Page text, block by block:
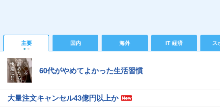
主要 国内 海外 IT 経済 ス
60代がやめてよかった生活習慣
大量注文キャンセル43億円以上か